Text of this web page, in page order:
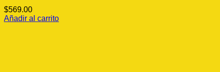
$569.00
Añadir al carrito